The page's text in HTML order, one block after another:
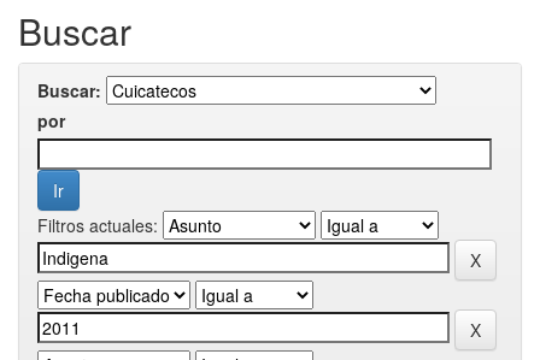
Buscar
Buscar:
por
Filtros actuales: